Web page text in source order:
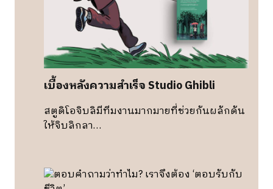
เบื้องหลังความสำเร็จ Studio Ghibli
สตูดิโอจิบลิมีทีมงานมากมายที่ช่วยกันผลักดัน
ให้จิบลิกลา…